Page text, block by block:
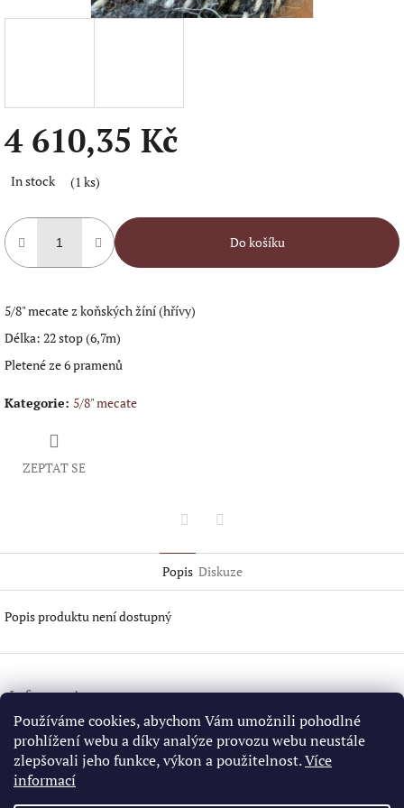
Používáme cookies, abychom Vám umožnili pohodlné
prohlížení webu a díky analýze provozu webu neustále
zlepšovali jeho funkce, výkon a použitelnost.Více
informací
4 610,35 Kč
cena:
In stock (1 ks)
Do košíku
5/8" mecate z koňských žíní (hřívy)
Délka: 22 stop (6,7m)
Pletené ze 6 pramenů
Kategorie: 5/8" mecate
ZEPTAT SE
Popis Diskuze
Popis produktu není dostupný
Z
á
pInformation
Všeobecné obchodní podmínky
GDPR